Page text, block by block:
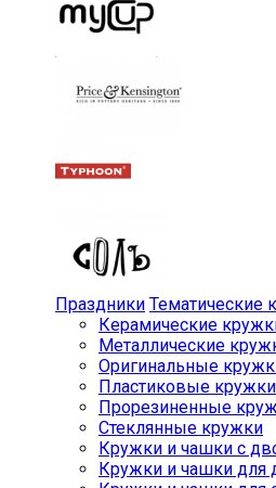
Праздники Тематические
Керамические
Металлические
Оригинальные
Пластиковые кружки
Прорезиненные
Стеклянные кружки
Кружки и чашки с
Кружки и чашки для